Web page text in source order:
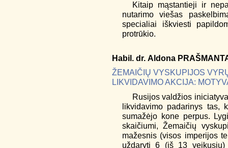
Kitaip mąstantieji ir
nutarimo viešas
specialiai iškviesti
protrūkio.
Habil. dr. Aldona
ŽEMAIČIŲ VYSKUPIJOS
LIKVIDAVIMO AKCIJA:
Rusijos valdžios
likvidavimo padarinys tas,
sumažėjo kone perpus.
skaičiumi, Žemaičių
mažesnis (visos imperijos
uždaryti 6 (iš 13 veikusių)